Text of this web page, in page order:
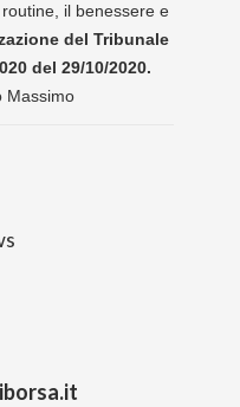
il benessere e
del Tribunale
del 29/10/2020.
Massimo